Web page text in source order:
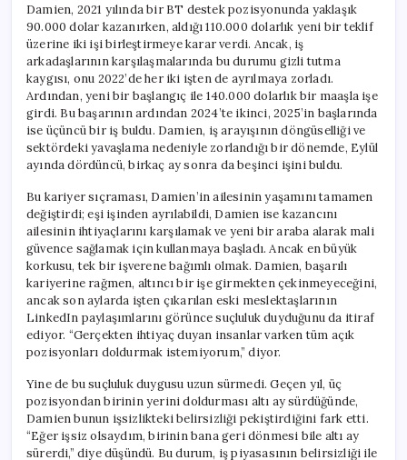
Damien, 2021 yılında bir BT destek pozisyonunda yaklaşık
90.000 dolar kazanırken, aldığı 110.000 dolarlık yeni bir teklif
üzerine iki işi birleştirmeye karar verdi. Ancak, iş
arkadaşlarının karşılaşmalarında bu durumu gizli tutma
kaygısı, onu 2022’de her iki işten de ayrılmaya zorladı.
Ardından, yeni bir başlangıç ile 140.000 dolarlık bir maaşla işe
girdi. Bu başarının ardından 2024’te ikinci, 2025’in başlarında
ise üçüncü bir iş buldu. Damien, iş arayışının döngüselliği ve
sektördeki yavaşlama nedeniyle zorlandığı bir dönemde, Eylül
ayında dördüncü, birkaç ay sonra da beşinci işini buldu.
Bu kariyer sıçraması, Damien’in ailesinin yaşamını tamamen
değiştirdi; eşi işinden ayrılabildi, Damien ise kazancını
ailesinin ihtiyaçlarını karşılamak ve yeni bir araba alarak mali
güvence sağlamak için kullanmaya başladı. Ancak en büyük
korkusu, tek bir işverene bağımlı olmak. Damien, başarılı
kariyerine rağmen, altıncı bir işe girmekten çekinmeyeceğini,
ancak son aylarda işten çıkarılan eski meslektaşlarının
LinkedIn paylaşımlarını görünce suçluluk duyduğunu da itiraf
ediyor. “Gerçekten ihtiyaç duyan insanlar varken tüm açık
pozisyonları doldurmak istemiyorum,” diyor.
Yine de bu suçluluk duygusu uzun sürmedi. Geçen yıl, üç
pozisyondan birinin yerini doldurması altı ay sürdüğünde,
Damien bunun işsizlikteki belirsizliği pekiştirdiğini fark etti.
“Eğer işsiz olsaydım, birinin bana geri dönmesi bile altı ay
sürerdi,” diye düşündü. Bu durum, iş piyasasının belirsizliği ile